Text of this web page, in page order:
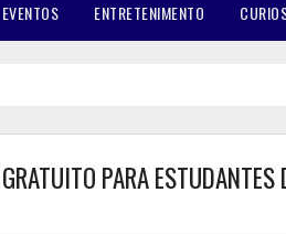
EVENTOS ENTRETENIMENTO
PARA